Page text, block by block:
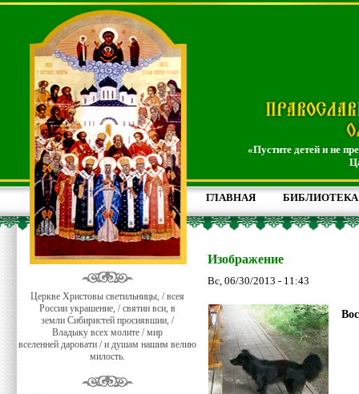
«Пустите детей и не
ГЛАВНАЯ БИБЛИОТЕКА
Церкве Христовы светильницы, / всея
России украшение, / святии вси, в
земли Сибиристей просиявшии, /
Владыку всех молите / мир
вселенней даровати / и душам нашим велию
милость.
Изображение
Вс, 06/30/2013 - 11:43